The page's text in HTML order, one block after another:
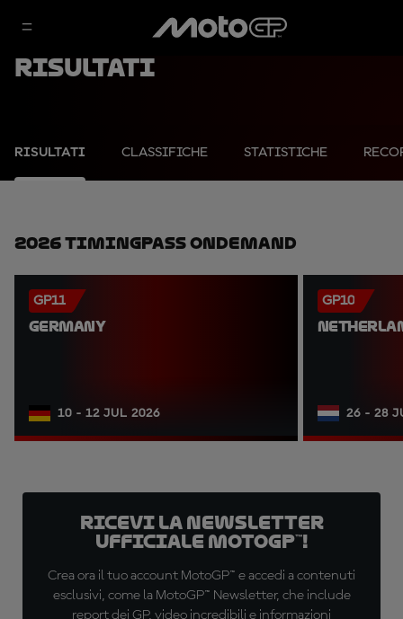
Risultati
RISULTATI CLASSIFICHE STATISTICHE
2026 TimingPass OnDemand
GP11
GERMANY
10 - 12 JUL 2026
GP10
26 - 28
Ricevi la newsletter
ufficiale MotoGP™!
Crea ora il tuo account MotoGP™ e accedi a contenuti
esclusivi, come la MotoGP™ Newsletter, che include
report dei GP, video incredibili e informazioni